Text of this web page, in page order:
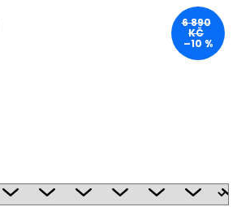
6 890
KČ
–10 %